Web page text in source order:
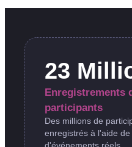
23
Enregistrements
participants
Des millions de
enregistrés à l'aide